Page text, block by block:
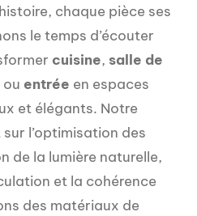
chaque pièce ses
le temps d’écouter
cuisine, salle de
ou entrée en espaces
et élégants. Notre
l’optimisation des
de la lumière naturelle,
et la cohérence
des matériaux de